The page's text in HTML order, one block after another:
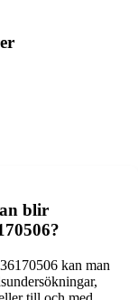
blir
kan man